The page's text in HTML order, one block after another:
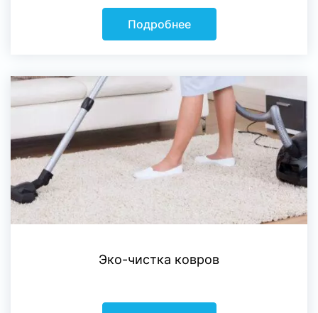
Подробнее
Эко-чистка ковров